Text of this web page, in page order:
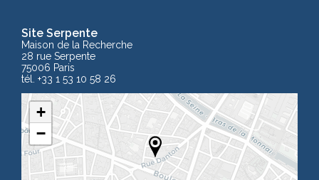
Site Serpente
Maison de la Recherche
28 rue Serpente
75006 Paris
tél. +33 1 53 10 58 26
+
−